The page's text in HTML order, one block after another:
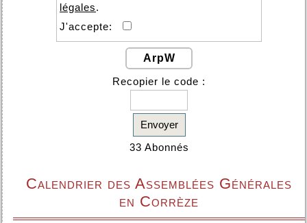
légales.
J'accepte:
ArpW
Recopier le code :
Envoyer
33 Abonnés
Calendrier des Assemblées Générales
en Corrèze